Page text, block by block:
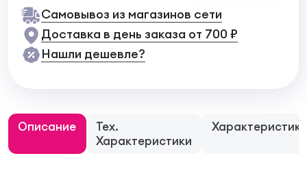
Самовывоз из магазинов сети
Доставка в день заказа от 700 ₽
Нашли дешевле?
Описание
Тех.
Характеристики
Характеристики